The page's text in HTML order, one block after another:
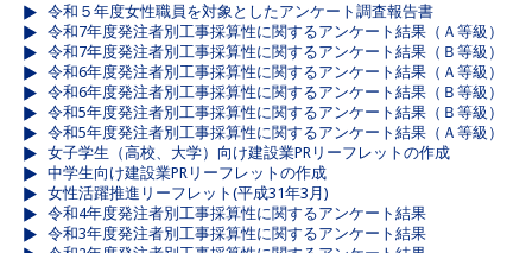
令和５年度女性職員を対象としたアンケート調査報告書
令和7年度発注者別工事採算性に関するアンケート結果（Ａ等級）
令和7年度発注者別工事採算性に関するアンケート結果（Ｂ等級）
令和6年度発注者別工事採算性に関するアンケート結果（Ａ等級）
令和6年度発注者別工事採算性に関するアンケート結果（Ｂ等級）
令和5年度発注者別工事採算性に関するアンケート結果（Ｂ等級）
令和5年度発注者別工事採算性に関するアンケート結果（Ａ等級）
女子学生（高校、大学）向け建設業PRリーフレットの作成
中学生向け建設業PRリーフレットの作成
女性活躍推進リーフレット(平成31年3月)
令和4年度発注者別工事採算性に関するアンケート結果
令和3年度発注者別工事採算性に関するアンケート結果